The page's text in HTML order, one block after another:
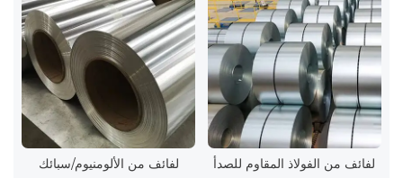
لفائف من الألومنيوم/سبائك
لفائف من الفولاذ المقاوم للصدأ